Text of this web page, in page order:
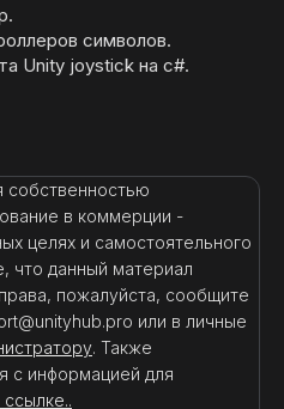
символов.
Unity joystick на c#.
собственностью
в коммерции -
целях и самостоятельного
что данный материал
пожалуйста, сообщите
или в личные
. Также
с информацией для